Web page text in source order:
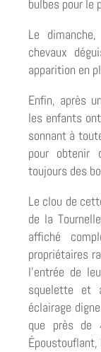
bulbes pour le
Le
chevaux
apparition en
Enfin, après
les enfants
sonnant à
pour obtenir
toujours des
Le clou de
de la
affiché
propriétaires
l’entrée de
squelette et
éclairage
que près de
Époustouflant,